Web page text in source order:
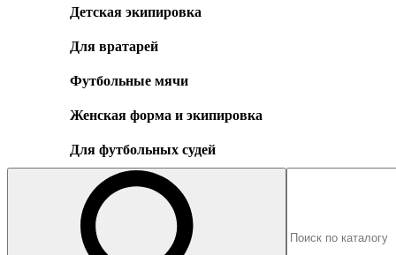
Детская экипировка
Для вратарей
Футбольные мячи
Женская форма и экипировка
Для футбольных судей